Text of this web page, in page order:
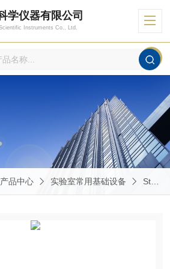
学仪器有限公司
Instruments Co., Ltd.
产品中心 实验室常用基础设备 Stuart常用设备